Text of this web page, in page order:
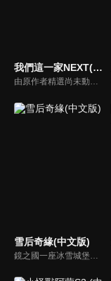
我們這一家NEXT(中文版)
雪后奇緣(中文版)
鏡之國一座冰雪城堡，冰雪女王警告女兒艾拉神祕封印下住著邪惡的冰雪妖魔。山精旅行家來到冰雪城堡探險，卻意外打開封印，釋放出邪惡冰雪妖魔不僅擾亂鏡之國和人類世界。艾拉和山精一起尋找冒險家凱和格爾達，只有他們能幫助對付冰雪妖魔。究竟他們能否擊敗這些冰雪妖魔，解除鏡之國和人類世界的危機？